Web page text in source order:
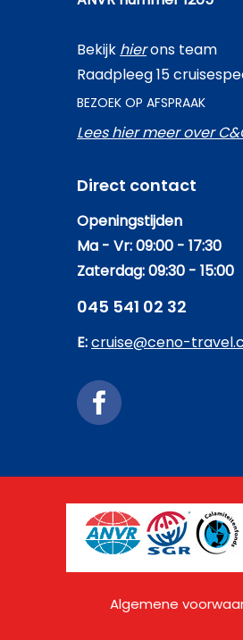
Bekijk hierons team
Raadpleeg 15
BEZOEK OP AFSPRAAK
Lees hier meer over
Direct contact
Openingstijden
Ma - Vr: 09:00 - 17:30
Zaterdag: 09:30 - 15:00
045 541 02 32
E:cruise@ceno-
Algemene